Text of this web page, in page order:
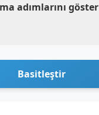
adımlarını göster
Basitleştir